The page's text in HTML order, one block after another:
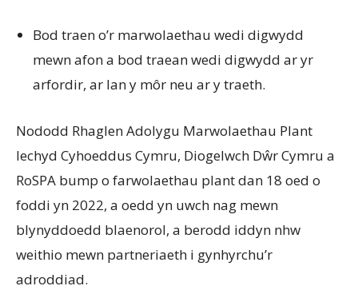
Bod traen o’r marwolaethau wedi digwydd
mewn afon a bod traean wedi digwydd ar yr
arfordir, ar lan y môr neu ar y traeth.
Nododd Rhaglen Adolygu Marwolaethau Plant
Iechyd Cyhoeddus Cymru, Diogelwch Dŵr Cymru a
RoSPA bump o farwolaethau plant dan 18 oed o
foddi yn 2022, a oedd yn uwch nag mewn
blynyddoedd blaenorol, a berodd iddyn nhw
weithio mewn partneriaeth i gynhyrchu’r
adroddiad.